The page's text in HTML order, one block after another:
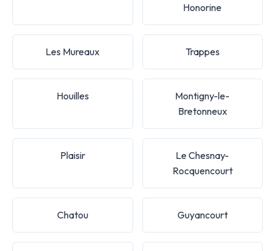
Honorine
Les Mureaux Trappes
Houilles
Montigny-le-
Bretonneux
Plaisir
Le Chesnay-
Rocquencourt
Chatou Guyancourt